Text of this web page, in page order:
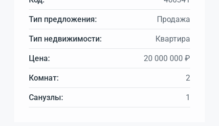
Тип предложения: Продажа
Тип недвижимости: Квартира
Цена: 20 000 000 ₽
Комнат: 2
Санузлы: 1